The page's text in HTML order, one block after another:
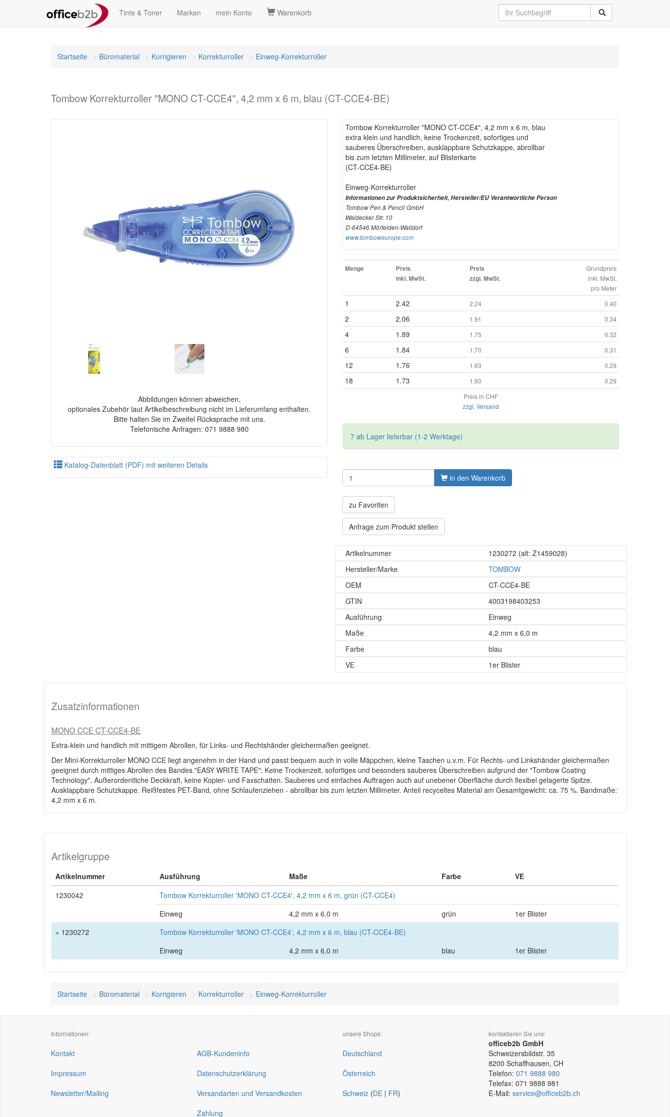
Tinte & Toner Marken mein Konto Warenkorb
Startseite Büromaterial Korrigieren Korrekturroller Einweg-Korrekturroller
Tombow Korrekturroller "MONO CT-CCE4", 4,2 mm x 6 m, blau (CT-CCE4-BE)
Abbildungen können abweichen,
optionales Zubehör laut Artikelbeschreibung nicht im Lieferumfang enthalten.
Bitte halten Sie im Zweifel Rücksprache mit uns.
Telefonische Anfragen: 071 9888 980
Katalog-Datenblatt (PDF) mit weiteren Details
Tombow Korrekturroller "MONO CT-CCE4", 4,2 mm x 6 m, blau
extra klein und handlich, keine Trockenzeit, sofortiges und
sauberes Überschreiben, ausklappbare Schutzkappe, abrollbar
bis zum letzten Millimeter, auf Blisterkarte
(CT-CCE4-BE)
Einweg-Korrekturroller
Informationen zur Produktsicherheit, Hersteller/EU Verantwortliche Person
Tombow Pen & Pencil GmbH
Waldecker Str. 10
D-64546 Mörfelden-Walldorf
www.tomboweurope.com
Menge
Preis
inkl. MwSt.
Preis
zzgl. MwSt.
Grundpreis
inkl. MwSt.
pro Meter
1 2.42 2.24 0.40
2 2.06 1.91 0.34
4 1.89 1.75 0.32
6 1.84 1.70 0.31
12 1.76 1.63 0.29
18 1.73 1.60
0.29
Preis in CHF
zzgl. Versand
7 ab Lager lieferbar (1-2 Werktage)
in den Warenkorb
zu Favoriten
Anfrage zum Produkt stellen
Artikelnummer 1230272 (alt: Z1459028)
Hersteller/Marke
TOMBOW
OEM
CT-CCE4-BE
GTIN
4003198403253
Ausführung
Einweg
Maße
4,2 mm x 6,0 m
Farbe
blau
VE
1er Blister
Zusatzinformationen
MONO CCE CT-CCE4-BE
Extra-klein und handlich mit mittigem Abrollen, für Links- und Rechtshänder gleichermaßen geeignet.
Der Mini-Korrekturroller MONO CCE liegt angenehm in der Hand und passt bequem auch in volle Mäppchen, kleine Taschen u.v.m. Für Rechts- und Linkshänder gleichermaßen
geeignet durch mittiges Abrollen des Bandes."EASY WRITE TAPE": Keine Trockenzeit, sofortiges und besonders sauberes Überschreiben aufgrund der "Tombow Coating
Technology". Außerordentliche Deckkraft, keine Kopier- und Faxschatten. Sauberes und einfaches Auftragen auch auf unebener Oberfläche durch flexibel gelagerte Spitze.
Ausklappbare Schutzkappe. Reißfestes PET-Band, ohne Schlaufenziehen - abrollbar bis zum letzten Millimeter. Anteil recyceltes Material am Gesamtgewicht: ca. 75 %. Bandmaße:
4,2 mm x 6 m.
Artikelgruppe
Artikelnummer Ausführung Maße Farbe
VE
1230042
Tombow Korrekturroller 'MONO CT-CCE4', 4,2 mm x 6 m, grün (CT-CCE4)
Einweg
4,2 mm x 6,0 m grün
1er Blister
» 1230272
Tombow Korrekturroller 'MONO CT-CCE4', 4,2 mm x 6 m, blau (CT-CCE4-BE)
Einweg
4,2 mm x 6,0 m blau 1er Blister
Startseite Büromaterial Korrigieren Korrekturroller Einweg-Korrekturroller
Informationen:
Kontakt
Impressum
Newsletter/Mailing
AGB-Kundeninfo
Datenschutzerklärung
Versandarten und Versandkosten
Zahlung
unsere Shops:
Deutschland
Österreich
Schweiz (DE | FR)
kontaktieren Sie uns:
officeb2b GmbH
Schweizersbildstr. 35
8200 Schaffhausen, CH
Telefon: 071 9888 980
Telefax: 071 9888 981
E-Mail: service@officeb2b.ch